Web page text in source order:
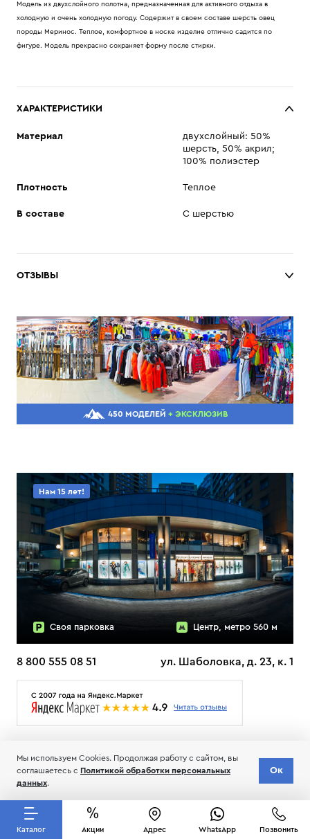
Модель из двухслойного полотна, предназначенная для активного отдыха в
холодную и очень холодную погоду. Содержит в своем составе шерсть овец
породы Меринос. Теплое, комфортное в носке изделие отлично садится по
фигуре. Модель прекрасно сохраняет форму после стирки.
ХАРАКТЕРИСТИКИ
Материал
двухслойный: 50%
шерсть, 50% акрил;
100% полиэстер
Плотность Теплое
В составе С шерстью
ОТЗЫВЫ
450 МОДЕЛЕЙ + ЭКСКЛЮЗИВ
Нам 15 лет!
Своя парковка Центр, метро 560 м
8 800 555 08 51 ул. Шаболовка, д. 23, к. 1
© 2006-2026 Пределанет
Каталог Акции Адрес WhatsApp Позвонить
Мы используем Cookies. Продолжая работу с сайтом, вы
соглашаетесь с Политикой обработки персональных
данных.
Ок